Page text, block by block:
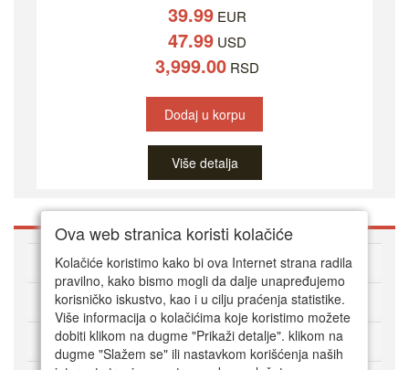
39.99EUR
47.99USD
3,999.00RSD
Dodaj u korpu
Više detalja
O DVD Zoni
Kako kupovati online
Korisnički servis
Ova web stranica koristi kolačiće
Kolačiće koristimo kako bi ova Internet strana radila
pravilno, kako bismo mogli da dalje unapređujemo
korisničko iskustvo, kao i u cilju praćenja statistike.
Više informacija o kolačićima koje koristimo možete
dobiti klikom na dugme "Prikaži detalje". klikom na
dugme "Slažem se" ili nastavkom korišćenja naših